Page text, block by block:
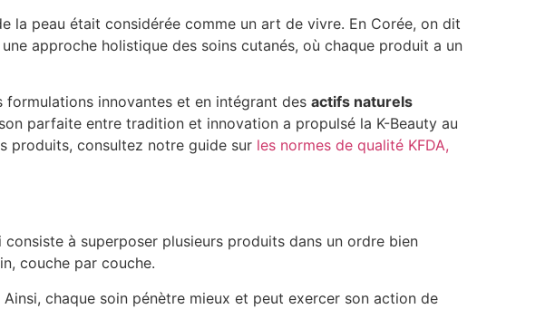
la peau était considérée comme un art de vivre. En Corée, on dit
approche holistique des soins cutanés, où chaque produit a un
formulations innovantes et en intégrant des actifs naturels
parfaite entre tradition et innovation a propulsé la K-Beauty au
produits, consultez notre guide sur les normes de qualité KFDA,
consiste à superposer plusieurs produits dans un ordre bien
couche par couche.
chaque soin pénètre mieux et peut exercer son action de